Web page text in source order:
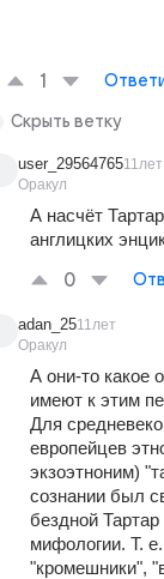
1
Скрыть ветку
user_29564765
Оракул
11лет
А насчёт
англицких
0
adan_25
Оракул
11лет
А они-то какое
имеют к этим
Для
европейцев
экзоэтноним)
сознании был
бездной
мифологии. Т. е.
"кромешники",